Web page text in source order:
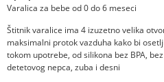
Varalica za bebe od 0 do 6 meseci
Štitnik varalice ima 4 izuzetno velika
maksimalni protok vazduha kako bi
tokom upotrebe, od silikona bez BPA,
detetovog nepca, zuba i desni